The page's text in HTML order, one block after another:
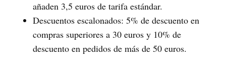
añaden 3,5 euros de tarifa estándar.
Descuentos escalonados: 5% de descuento en
compras superiores a 30 euros y 10% de
descuento en pedidos de más de 50 euros.